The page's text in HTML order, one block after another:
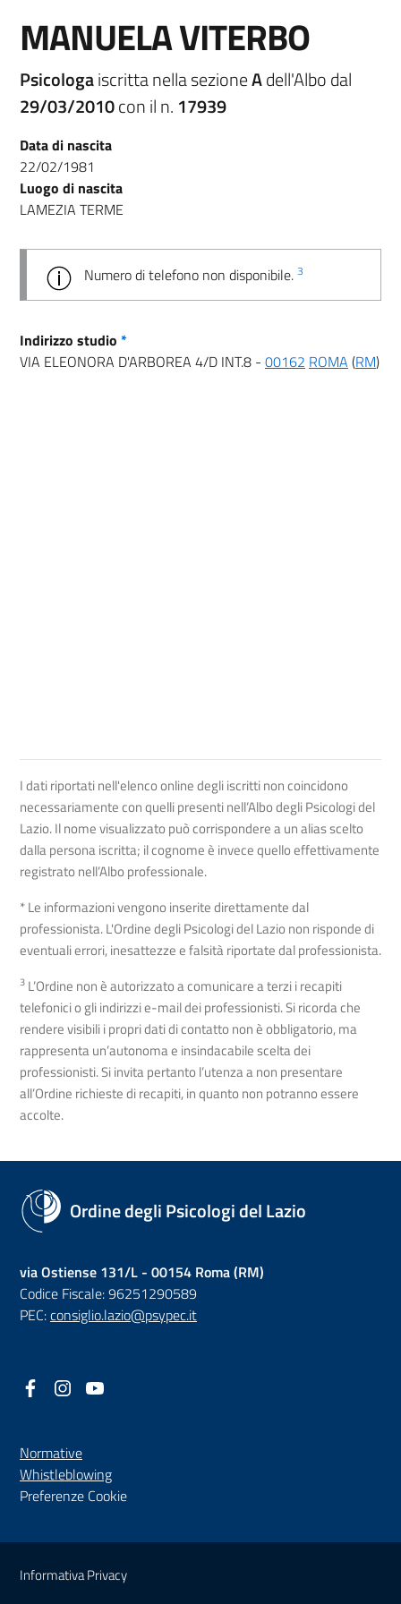
MANUELA VITERBO
Psicologaiscritta nella sezioneAdell'Albo dal
29/03/2010con il n. 17939
Data di nascita
22/02/1981
Luogo di nascita
LAMEZIA TERME
Numero di telefono non disponibile. 3
Indirizzo studio *
VIA ELEONORA D'ARBOREA 4/D INT.8 - 00162 ROMA (RM)
I dati riportati nell'elenco online degli iscritti non coincidono
necessariamente con quelli presenti nell’Albo degli Psicologi del
Lazio. Il nome visualizzato può corrispondere a un alias scelto
dalla persona iscritta; il cognome è invece quello effettivamente
registrato nell’Albo professionale.
* Le informazioni vengono inserite direttamente dal
professionista. L'Ordine degli Psicologi del Lazio non risponde di
eventuali errori, inesattezze e falsità riportate dal professionista.
3 L’Ordine non è autorizzato a comunicare a terzi i recapiti
telefonici o gli indirizzi e-mail dei professionisti. Si ricorda che
rendere visibili i propri dati di contatto non è obbligatorio, ma
rappresenta un’autonoma e insindacabile scelta dei
professionisti. Si invita pertanto l’utenza a non presentare
all’Ordine richieste di recapiti, in quanto non potranno essere
accolte.
Ordine degli Psicologi del Lazio
via Ostiense 131/L - 00154 Roma (RM)
Codice Fiscale: 96251290589
PEC:consiglio.lazio@psypec.it
Facebook
(nuova scheda - new tab)
Instagram
(nuova scheda - new tab)
Normative
Whistleblowing(nuova scheda - new tab)
Preferenze Cookie
Sezione Link Utili
Informativa Privacy